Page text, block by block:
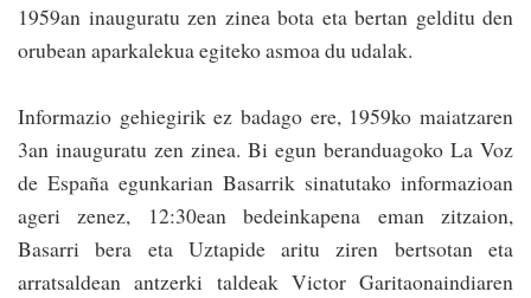
1959an inauguratu zen zinea bota eta bertan gelditu den
orubean aparkalekua egiteko asmoa du udalak.
Informazio gehiegirik ez badago ere, 1959­ko maiatzaren
3an inauguratu zen zinea. Bi egun beranduagoko La Voz
de España egunkarian Basarrik sinatutako informazioan
ageri zenez, 12:30ean be­dein­kapena eman zitzaion,
Basarri bera eta Uztapide aritu ziren ber­tsotan eta
arratsaldean antzerki taldeak Victor Garitaonaindiaren